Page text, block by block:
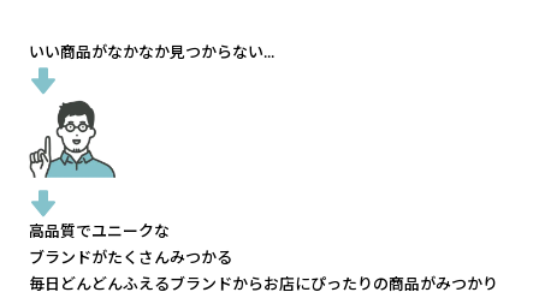
いい商品がなかなか見つからない...
高品質でユニークな
ブランドがたくさんみつかる
毎日どんどんふえるブランドからお店にぴったりの商品がみつかり